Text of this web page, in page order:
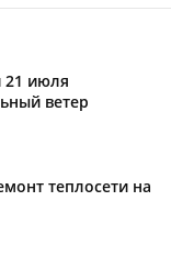
21 июля
ветер
теплосети на